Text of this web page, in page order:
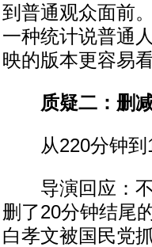
到普通观众面前
一种统计说普通
映的版本更容易
质疑二：删
从220分钟到
导演回应：不
删了20分钟结尾
白孝文被国民党